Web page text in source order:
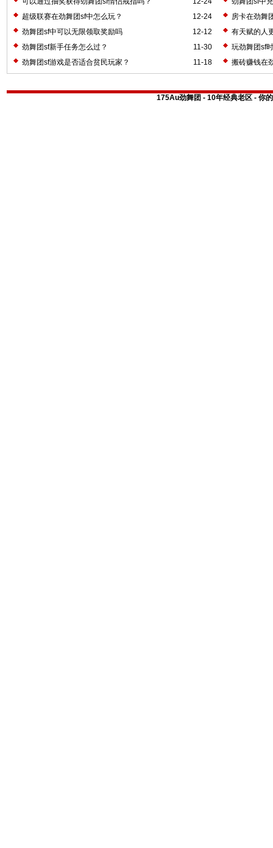
12-24
超级联赛在劲舞团sf中怎么玩？
房卡在劲舞
12-12
劲舞团sf中可以无限领取奖励吗
有天赋的人
11-30
劲舞团sf新手任务怎么过？
玩劲舞团sf
11-18
劲舞团sf游戏是否适合贫民玩家？ 搬砖赚钱在
175Au劲舞团 - 10年经典老区 - 你